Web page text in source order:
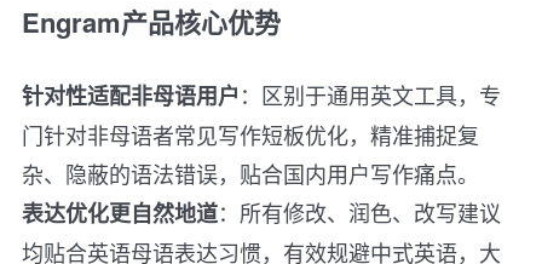
Engram产品核心优势
针对性适配非母语用户：区别于通用英文工具，专
门针对非母语者常见写作短板优化，精准捕捉复
杂、隐蔽的语法错误，贴合国内用户写作痛点。
表达优化更自然地道：所有修改、润色、改写建议
均贴合英语母语表达习惯，有效规避中式英语，大